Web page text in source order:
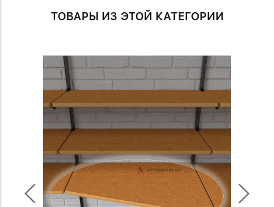
ТОВАРЫ ИЗ ЭТОЙ КАТЕГОРИИ